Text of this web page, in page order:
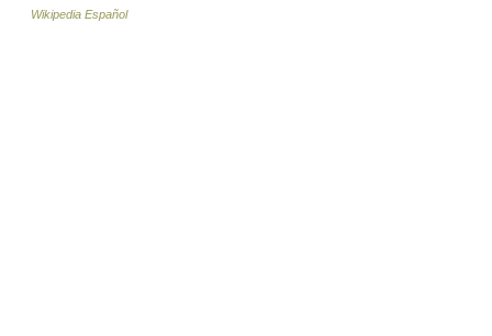
Wikipedia Español